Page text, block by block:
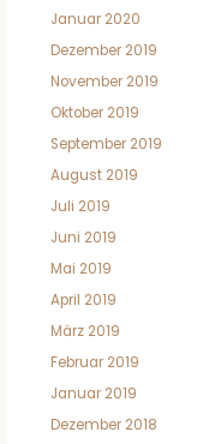
Januar 2020
Dezember 2019
November 2019
Oktober 2019
September 2019
August 2019
Juli 2019
Juni 2019
Mai 2019
April 2019
März 2019
Februar 2019
Januar 2019
Dezember 2018